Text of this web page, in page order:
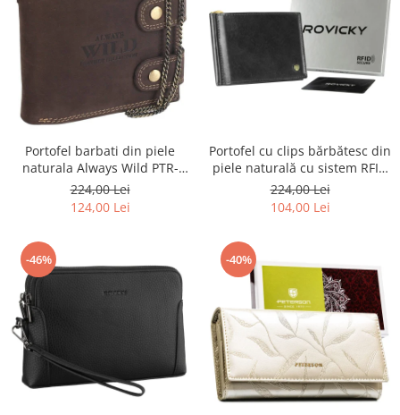
Portofel barbati din piele
naturala Always Wild PTR-
2900-BIC
224,00 Lei
124,00 Lei
Portofel cu clips bărbătesc din
piele naturală cu sistem RFID
- Rovicky PTR-N1908-RVT-9799
BLACK
224,00 Lei
104,00 Lei
-46% -40%